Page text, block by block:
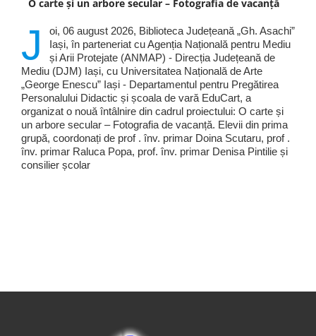
O carte și un arbore secular – Fotografia de vacanță
J
oi, 06 august 2026, Biblioteca Județeană „Gh. Asachi”
Iași, în parteneriat cu Agenția Națională pentru Mediu
și Arii Protejate (ANMAP) - Direcția Județeană de
Mediu (DJM) Iași, cu Universitatea Națională de Arte
„George Enescu” Iași - Departamentul pentru Pregătirea
Personalului Didactic și școala de vară EduCart, a
organizat o nouă întâlnire din cadrul proiectului: O carte și
un arbore secular – Fotografia de vacanță. Elevii din prima
grupă, coordonați de prof . înv. primar Doina Scutaru, prof .
înv. primar Raluca Popa, prof. înv. primar Denisa Pintilie și
consilier școlar